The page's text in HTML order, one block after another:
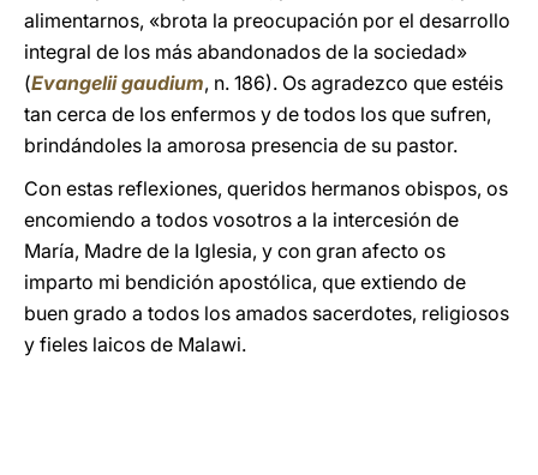
alimentarnos, «brota la preocupación por el desarrollo
integral de los más abandonados de la sociedad»
(Evangelii gaudium, n. 186). Os agradezco que estéis
tan cerca de los enfermos y de todos los que sufren,
brindándoles la amorosa presencia de su pastor.
Con estas reflexiones, queridos hermanos obispos, os
encomiendo a todos vosotros a la intercesión de
María, Madre de la Iglesia, y con gran afecto os
imparto mi bendición apostólica, que extiendo de
buen grado a todos los amados sacerdotes, religiosos
y fieles laicos de Malawi.